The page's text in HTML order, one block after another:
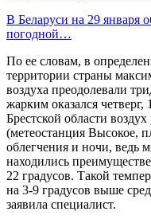
В Беларуси на 29 января
погодной…
По ее словам, в
территории страны
воздуха преодолевали
жарким оказался
Брестской области
(метеостанция Высокое,
облегчения и ночи, ведь
находились
22 градусов. Такой
на 3-9 градусов выше
заявила специалист.